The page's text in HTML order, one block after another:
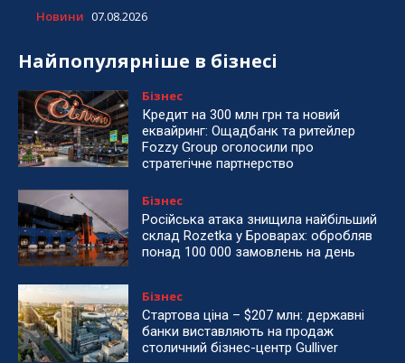
Новини 07.08.2026
Найпопулярніше в бізнесі
Бізнес
Кредит на 300 млн грн та новий
еквайринг: Ощадбанк та ритейлер
Fozzy Group оголосили про
стратегічне партнерство
Бізнес
Російська атака знищила найбільший
склад Rozetka у Броварах: обробляв
понад 100 000 замовлень на день
Бізнес
Стартова ціна – $207 млн: державні
банки виставляють на продаж
столичний бізнес-центр Gulliver